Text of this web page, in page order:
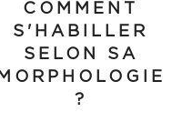
COMMENT
S'HABILLER
SELON SA
MORPHOLOGIE
?